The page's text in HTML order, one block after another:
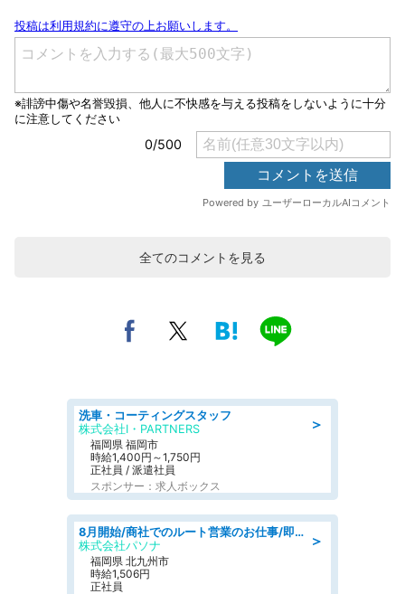
全てのコメントを見る
＞
洗車・コーティングスタッフ
株式会社I・PARTNERS
福岡県 福岡市
時給1,400円～1,750円
正社員 / 派遣社員
スポンサー：求人ボックス
＞
8月開始/商社でのルート営業のお仕事/即日勤務可/車通勤可/営業
株式会社パソナ
福岡県 北九州市
時給1,506円
正社員